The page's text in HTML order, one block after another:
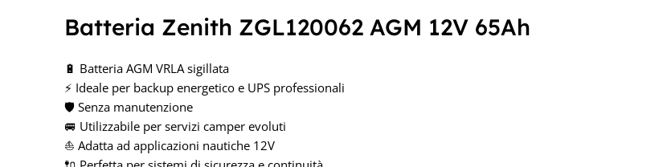
Batteria Zenith ZGL120062 AGM 12V 65Ah
🔋 Batteria AGM VRLA sigillata
⚡ Ideale per backup energetico e UPS professionali
🛡️ Senza manutenzione
🚐 Utilizzabile per servizi camper evoluti
⛵ Adatta ad applicazioni nautiche 12V